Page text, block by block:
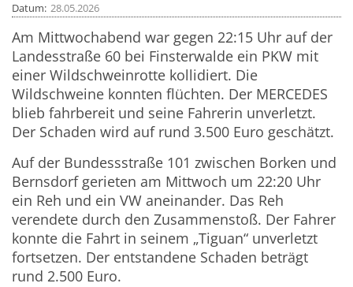
Datum 28.05.2026
Am Mittwochabend war gegen 22:15 Uhr auf der
Landesstraße 60 bei Finsterwalde ein PKW mit
einer Wildschweinrotte kollidiert. Die
Wildschweine konnten flüchten. Der MERCEDES
blieb fahrbereit und seine Fahrerin unverletzt.
Der Schaden wird auf rund 3.500 Euro geschätzt.
Auf der Bundessstraße 101 zwischen Borken und
Bernsdorf gerieten am Mittwoch um 22:20 Uhr
ein Reh und ein VW aneinander. Das Reh
verendete durch den Zusammenstoß. Der Fahrer
konnte die Fahrt in seinem „Tiguan“ unverletzt
fortsetzen. Der entstandene Schaden beträgt
rund 2.500 Euro.